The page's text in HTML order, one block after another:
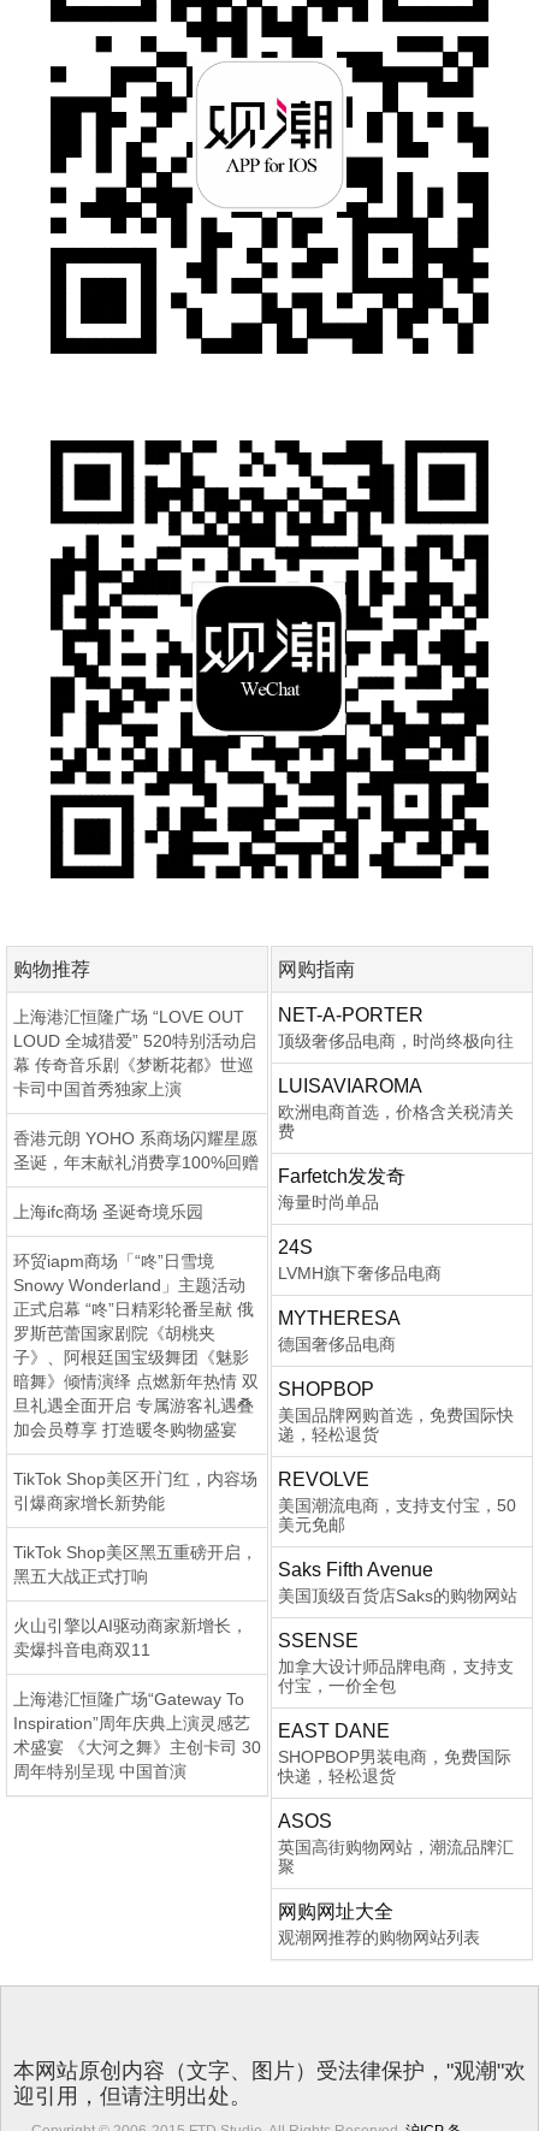
购物推荐
上海港汇恒隆广场 “LOVE OUT
LOUD 全城猎爱” 520特别活动启
幕 传奇音乐剧《梦断花都》世巡
卡司中国首秀独家上演
香港元朗 YOHO 系商场闪耀星愿
圣诞，年末献礼消费享100%回赠
上海ifc商场 圣诞奇境乐园
环贸iapm商场「“咚”日雪境
Snowy Wonderland」主题活动
正式启幕 “咚”日精彩轮番呈献 俄
罗斯芭蕾国家剧院《胡桃夹
子》、阿根廷国宝级舞团《魅影
暗舞》倾情演绎 点燃新年热情 双
旦礼遇全面开启 专属游客礼遇叠
加会员尊享 打造暖冬购物盛宴
TikTok Shop美区开门红，内容场
引爆商家增长新势能
TikTok Shop美区黑五重磅开启，
黑五大战正式打响
火山引擎以AI驱动商家新增长，
卖爆抖音电商双11
上海港汇恒隆广场“Gateway To
Inspiration”周年庆典上演灵感艺
术盛宴 《大河之舞》主创卡司 30
周年特别呈现 中国首演
网购指南
NET-A-PORTER
顶级奢侈品电商，时尚终极向往
LUISAVIAROMA
欧洲电商首选，价格含关税清关
费
Farfetch发发奇
海量时尚单品
24S
LVMH旗下奢侈品电商
MYTHERESA
德国奢侈品电商
SHOPBOP
美国品牌网购首选，免费国际快
递，轻松退货
REVOLVE
美国潮流电商，支持支付宝，50
美元免邮
Saks Fifth Avenue
美国顶级百货店Saks的购物网站
SSENSE
加拿大设计师品牌电商，支持支
付宝，一价全包
EAST DANE
SHOPBOP男装电商，免费国际
快递，轻松退货
ASOS
英国高街购物网站，潮流品牌汇
聚
网购网址大全
观潮网推荐的购物网站列表
本网站原创内容（文字、图片）受法律保护，"观潮"欢
迎引用，但请注明出处。